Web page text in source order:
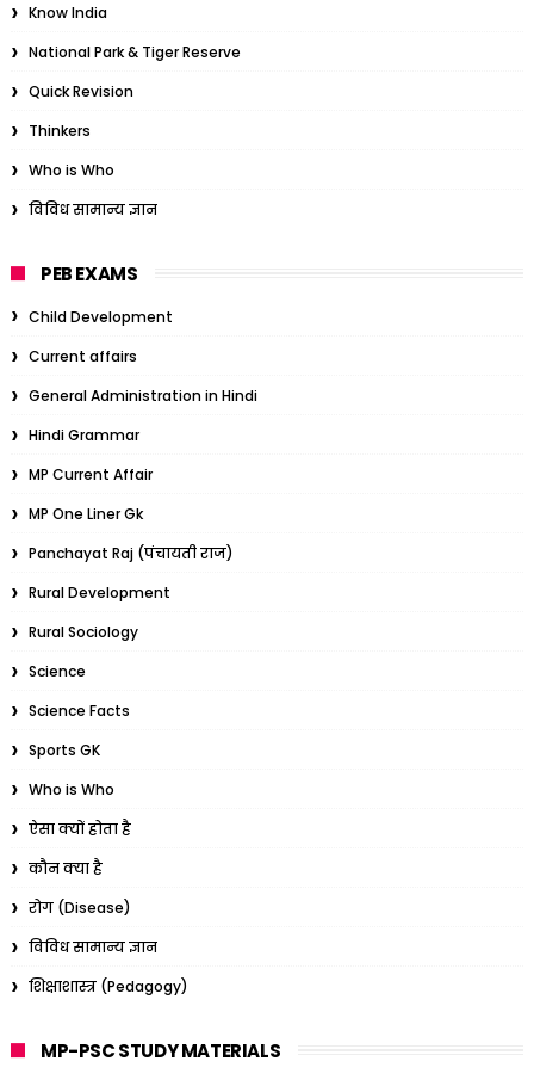
Know India
National Park & Tiger Reserve
Quick Revision
Thinkers
Who is Who
विविध सामान्य ज्ञान
PEB EXAMS
Child Development
Current affairs
General Administration in Hindi
Hindi Grammar
MP Current Affair
MP One Liner Gk
Panchayat Raj (पंचायती राज)
Rural Development
Rural Sociology
Science
Science Facts
Sports GK
Who is Who
ऐसा क्यों होता है
कौन क्या है
रोग (Disease)
विविध सामान्य ज्ञान
शिक्षाशास्त्र (Pedagogy)
MP-PSC STUDY MATERIALS